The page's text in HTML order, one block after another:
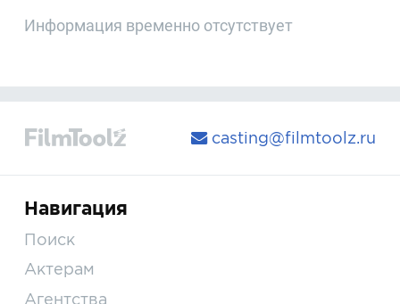
Информация временно отсутствует
casting@filmtoolz.ru
Навигация
Поиск
Актерам
Агентства